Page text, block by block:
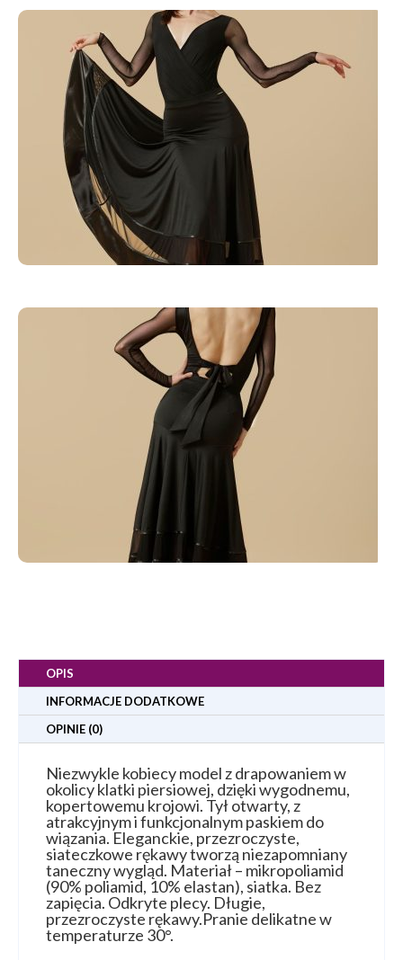
OPIS
INFORMACJE DODATKOWE
OPINIE (0)
Niezwykle kobiecy model z drapowaniem w
okolicy klatki piersiowej, dzięki wygodnemu,
kopertowemu krojowi. Tył otwarty, z
atrakcyjnym i funkcjonalnym paskiem do
wiązania. Eleganckie, przezroczyste,
siateczkowe rękawy tworzą niezapomniany
taneczny wygląd. Materiał – mikropoliamid
(90% poliamid, 10% elastan), siatka. Bez
zapięcia. Odkryte plecy. Długie,
przezroczyste rękawy.Pranie delikatne w
temperaturze 30°.